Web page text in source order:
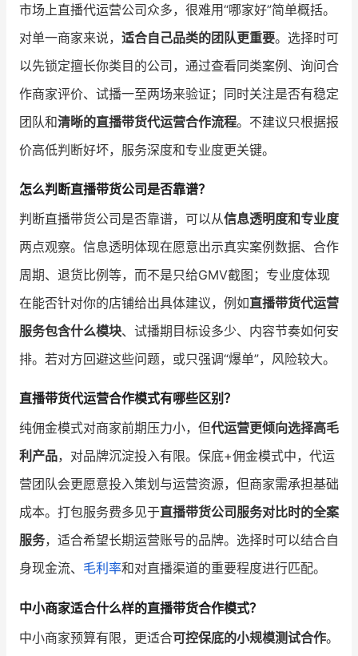
市场上直播代运营公司众多，很难用“哪家好”简单概括。
对单一商家来说， 适合自己品类的团队更重要。选择时可
以先锁定擅长你类目的公司，通过查看同类案例、询问合
作商家评价、试播一至两场来验证；同时关注是否有稳定
团队和清晰的直播带货代运营合作流程。不建议只根据报
价高低判断好坏，服务深度和专业度更关键。
怎么判断直播带货公司是否靠谱？
判断直播带货公司是否靠谱，可以从信息透明度和专业度
两点观察。信息透明体现在愿意出示真实案例数据、合作
周期、退货比例等，而不是只给GMV截图；专业度体现
在能否针对你的店铺给出具体建议，例如直播带货代运营
服务包含什么模块、试播期目标设多少、内容节奏如何安
排。若对方回避这些问题，或只强调“爆单”，风险较大。
直播带货代运营合作模式有哪些区别？
纯佣金模式对商家前期压力小，但代运营更倾向选择高毛
利产品，对品牌沉淀投入有限。保底+佣金模式中，代运
营团队会更愿意投入策划与运营资源，但商家需承担基础
成本。打包服务费多见于直播带货公司服务对比时的全案
服务，适合希望长期运营账号的品牌。选择时可以结合自
身现金流、 毛利率和对直播渠道的重要程度进行匹配。
中小商家适合什么样的直播带货合作模式？
中小商家预算有限，更适合可控保底的小规模测试合作。